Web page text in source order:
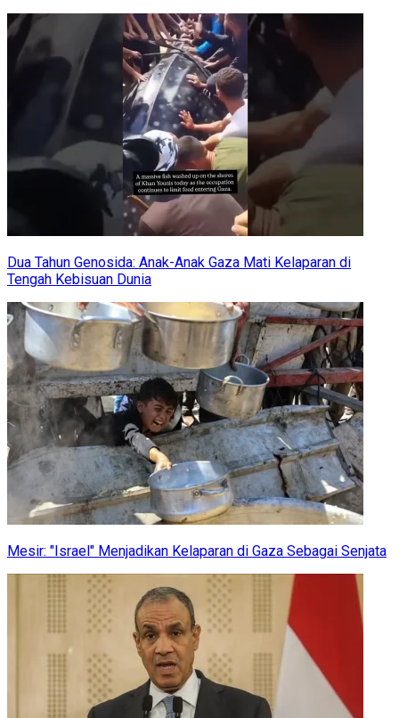
Dua Tahun Genosida: Anak-Anak Gaza Mati Kelaparan di
Tengah Kebisuan Dunia
Mesir: "Israel" Menjadikan Kelaparan di Gaza Sebagai Senjata